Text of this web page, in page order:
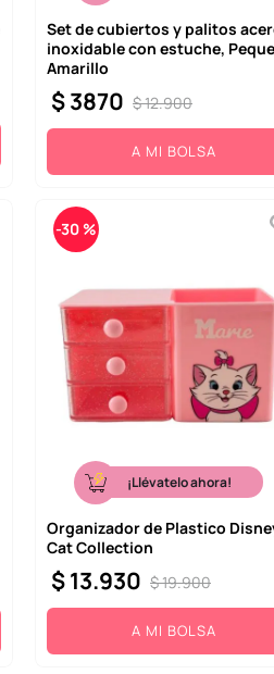
Set de cubiertos y palitos
inoxidable con estuche,
Amarillo
$12.900
$3870
A MI BOLSA
-30 %
¡Llévatelo ahora!
Organizador de Plastico
Cat Collection
$19.900
$13.930
A MI BOLSA